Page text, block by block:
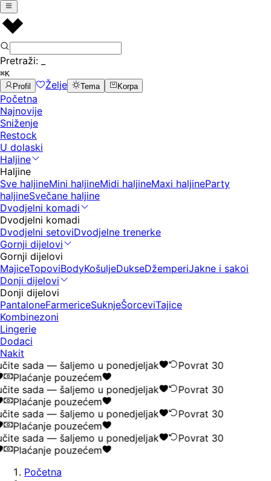
Pretraži:
⌘K
Profil
Želje Tema Korpa
Početna
Najnovije
Sniženje
Restock
U dolaski
Haljine
Haljine
Sve haljineMini haljineMidi haljineMaxi haljineParty
haljineSvečane haljine
Dvodjelni komadi
Dvodjelni komadi
Dvodjelni setoviDvodjelne trenerke
Gornji dijelovi
Gornji dijelovi
MajiceTopoviBodyKošuljeDukseDžemperiJakne i sakoi
Donji dijelovi
Donji dijelovi
PantaloneFarmericeSuknjeŠorceviTajice
Kombinezoni
Lingerie
Dodaci
Nakit
sada — šaljemo u ponedjeljak
Povrat 30
Plaćanje pouzećem
sada — šaljemo u ponedjeljak
Povrat 30
Plaćanje pouzećem
sada — šaljemo u ponedjeljak
Povrat 30
Plaćanje pouzećem
sada — šaljemo u ponedjeljak
Povrat 30
Plaćanje pouzećem
Početna